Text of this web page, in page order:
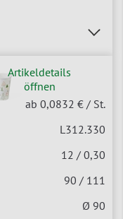
Artikeldetails
öffnen
ab 0,0832 € / St.
L312.330
12 / 0,30
90 / 111
Ø 90